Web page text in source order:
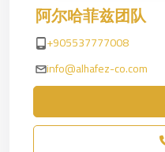
阿尔哈菲兹团队
+905537777008
info@alhafez-co.com